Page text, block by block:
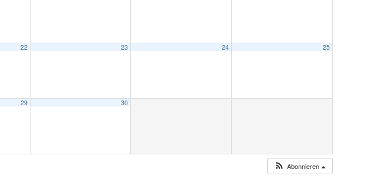
22 23 24 25
29 30
Abonnieren